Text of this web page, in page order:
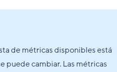
de métricas disponibles está
puede cambiar. Las métricas